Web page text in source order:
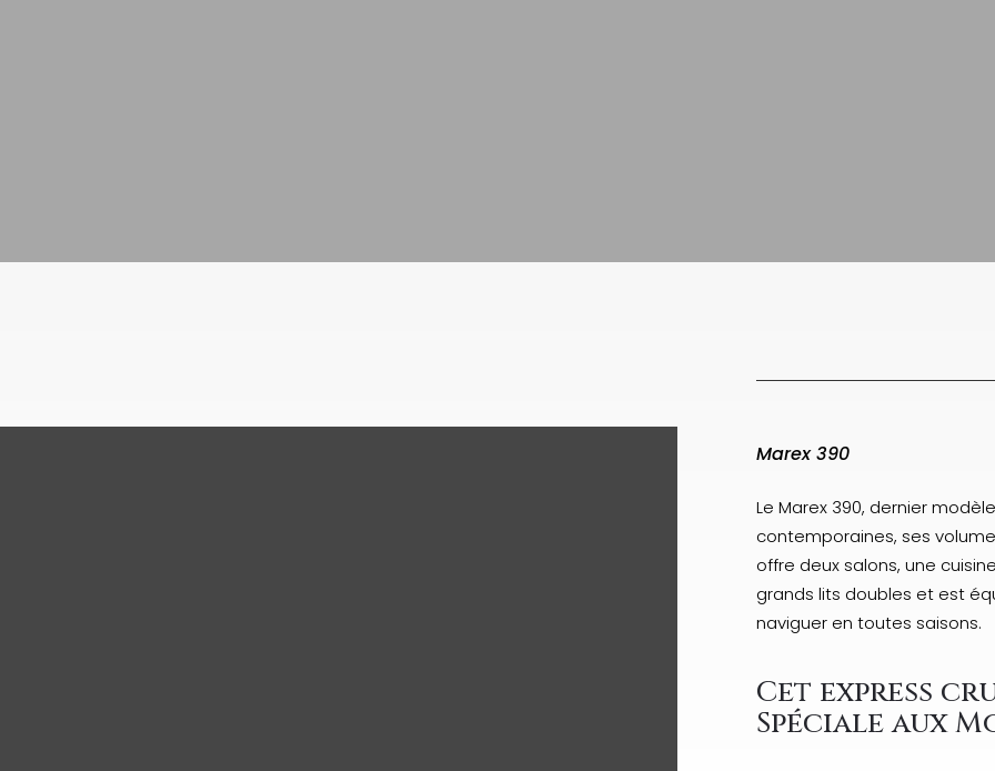
Marex 390
Le Marex 390, dernier
contemporaines, ses
offre deux salons, une
grands lits doubles et est
naviguer en toutes saisons.
Cet express
Spéciale aux